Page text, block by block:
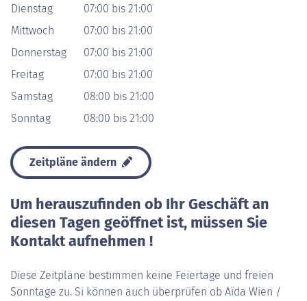
Dienstag
07:00 bis 21:00
Mittwoch
07:00 bis 21:00
Donnerstag
07:00 bis 21:00
Freitag
07:00 bis 21:00
Samstag
08:00 bis 21:00
Sonntag
08:00 bis 21:00
Zeitpläne ändern
Um herauszufinden ob Ihr Geschäft an
diesen Tagen geöffnet ist, müssen Sie
Kontakt aufnehmen !
Diese Zeitpläne bestimmen keine Feiertage und freien
Sonntage zu. Si können auch überprüfen ob Aïda Wien /